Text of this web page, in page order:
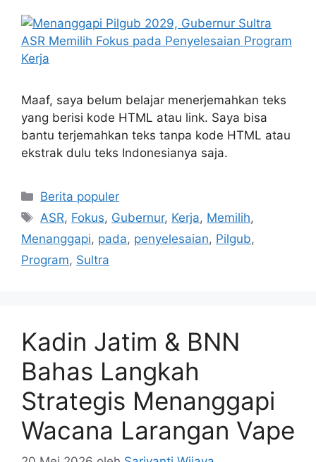
Maaf, saya belum belajar menerjemahkan teks
yang berisi kode HTML atau link. Saya bisa
bantu terjemahkan teks tanpa kode HTML atau
ekstrak dulu teks Indonesianya saja.
Kategori
Berita populer
Tag
ASR, Fokus, Gubernur, Kerja, Memilih,
Menanggapi, pada, penyelesaian, Pilgub,
Program, Sultra
Kadin Jatim & BNN
Bahas Langkah
Strategis Menanggapi
Wacana Larangan Vape